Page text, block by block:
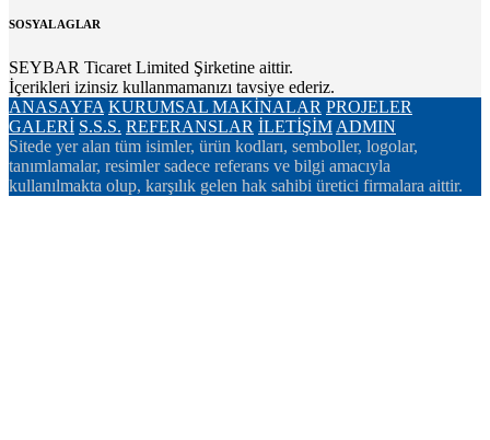
SOSYAL AGLAR
SEYBAR Ticaret Limited Şirketine aittir.
İçerikleri izinsiz kullanmamanızı tavsiye ederiz.
ANASAYFA KURUMSAL MAKİNALAR PROJELER
GALERİ S.S.S. REFERANSLAR İLETİŞİM ADMIN
Sitede yer alan tüm isimler, ürün kodları, semboller, logolar,
tanımlamalar, resimler sadece referans ve bilgi amacıyla
kullanılmakta olup, karşılık gelen hak sahibi üretici firmalara aittir.